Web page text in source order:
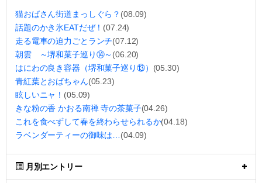
猫おばさん街道まっしぐら？ (08.09)
話題のかき氷EATだぜ！ (07.24)
走る電車の迫力ごとランチ(07.12)
朝雲 ～堺和菓子巡り⑭～ (06.20)
はにわの良き容器（堺和菓子巡り⑬） (05.30)
青紅葉とおばちゃん(05.23)
眩しいニャ！ (05.09)
きな粉の香 かおる南禅 寺の茶菓子(04.26)
これを食べずして春を終わらせられるか(04.18)
ラベンダーティーの御味は… (04.09)
月別エントリー